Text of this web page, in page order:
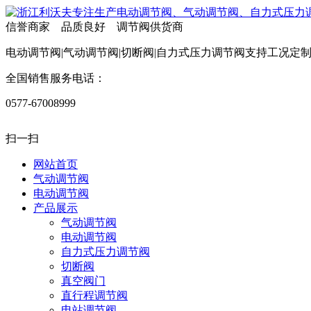
信誉商家 品质良好 调节阀供货商
电动调节阀|气动调节阀|切断阀|自力式压力调节阀支持工况定制
全国销售服务电话：
0577-67008999
扫一扫
网站首页
气动调节阀
电动调节阀
产品展示
气动调节阀
电动调节阀
自力式压力调节阀
切断阀
真空阀门
直行程调节阀